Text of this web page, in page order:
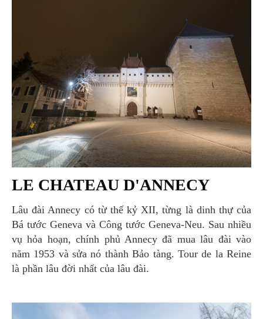
LE CHATEAU D'ANNECY
Lâu đài Annecy có từ thế kỷ XII, từng là dinh thự của
Bá tước Geneva và Công tước Geneva-Neu. Sau nhiều
vụ hỏa hoạn, chính phủ Annecy đã mua lâu đài vào
năm 1953 và sửa nó thành Bảo tàng. Tour de la Reine
là phần lâu đời nhất của lâu đài.